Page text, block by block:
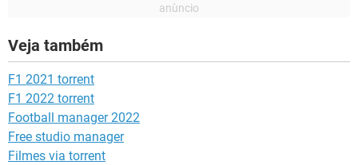
Veja também
F1 2021 torrent
F1 2022 torrent
Football manager 2022
Free studio manager
Filmes via torrent